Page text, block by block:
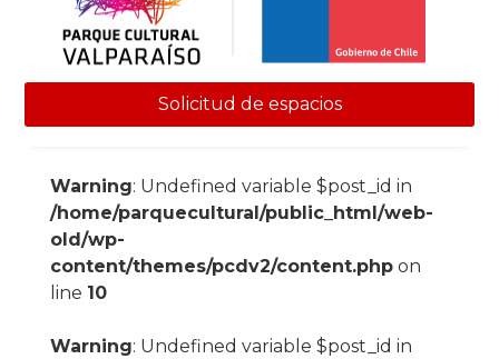
Solicitud de espacios
Warning: Undefined variable $post_id in
/home/parquecultural/public_html/web-
old/wp-
content/themes/pcdv2/content.phpon
line 10
Warning: Undefined variable $post_id in